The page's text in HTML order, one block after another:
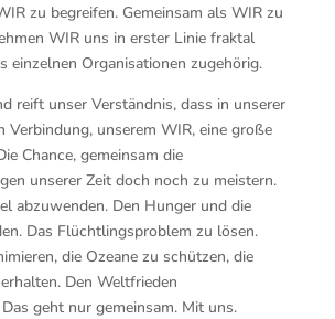
zu begreifen. Gemeinsam als WIR zu
WIR uns in erster Linie fraktal
einzelnen Organisationen zugehörig.
reift unser Verständnis, dass in unserer
Verbindung, unserem WIR, eine große
Chance, gemeinsam die
unserer Zeit doch noch zu meistern.
abzuwenden. Den Hunger und die
Das Flüchtlingsproblem zu lösen.
die Ozeane zu schützen, die
Den Weltfrieden
geht nur gemeinsam. Mit uns.